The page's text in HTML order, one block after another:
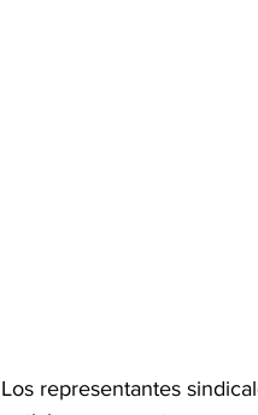
Los representantes